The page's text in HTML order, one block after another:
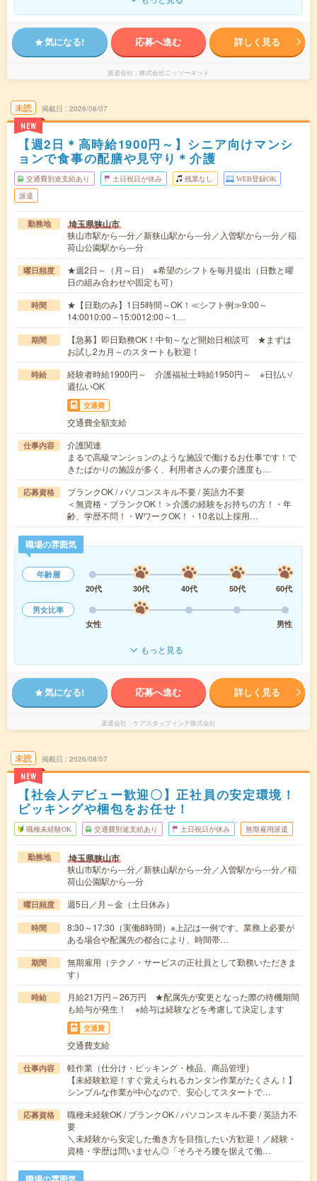
気になる! 応募へ進む 詳しく見る
派遣会社 株式会社ニッソーネット
未読
NEW
掲載日 2026/08/07
【週2日＊高時給1900円～】シニア向けマンシ
ョンで食事の配膳や見守り＊介護
交通費別途支給あり 土日祝日が休み 残業なし WEB登録OK
派遣
勤務地 埼玉県狭山市
狭山市駅から---分／新狭山駅から---分／入曽駅から---分／稲
荷山公園駅から---分
曜日頻度
★週2日～（月～日） ※希望のシフトを毎月提出（日数と曜
日の組み合わせや固定も可）
時間
★【日勤のみ】1日5時間～OK！≪シフト例≫9:00～
14:0010:00～15:0012:00～1…
期間
【急募】即日勤務OK！中旬～など開始日相談可 ★まずは
お試し2カ月～のスタートも歓迎！
時給
経験者時給1900円～ 介護福祉士時給1950円～ ※日払い/
週払いOK
交通費
交通費全額支給
仕事内容
介護関連
まるで高級マンションのような施設で働けるお仕事です！で
きたばかりの施設が多く、利用者さんの要介護度も…
応募資格
ブランクOK / パソコンスキル不要 / 英語力不要
＜無資格・ブランクOK！＞介護の経験をお持ちの方！・年
齢、学歴不問！・WワークOK！・10名以上採用…
職場の雰囲気
年齢層
20代
30代 40代 50代
60代
男女比率
女性
男性
もっと見る
気になる! 応募へ進む 詳しく見る
派遣会社 ケアスタッフィング株式会社
未読
NEW
掲載日 2026/08/07
【社会人デビュー歓迎〇】正社員の安定環境！
ピッキングや梱包をお任せ！
職種未経験OK 交通費別途支給あり 土日祝日が休み 無期雇用派遣
勤務地 埼玉県狭山市
狭山市駅から---分／新狭山駅から---分／入曽駅から---分／稲
荷山公園駅から---分
曜日頻度 週5日／月～金（土日休み）
時間
8:30～17:30（実働8時間）※上記は一例です。業務上必要が
ある場合や配属先の都合により、時間帯…
期間
無期雇用（テクノ・サービスの正社員として勤務いただきま
す）
時給
月給21万円～26万円 ★配属先が変更となった際の待機期間
も給与が発生！ ※給与は経験などを考慮して決定します
交通費
交通費支給
仕事内容
軽作業（仕分け・ピッキング・検品、商品管理）
【未経験歓迎！すぐ覚えられるカンタン作業がたくさん！】
シンプルな作業が中心なので、安心してスタートで…
応募資格
職種未経験OK / ブランクOK / パソコンスキル不要 / 英語力不
要
＼未経験から安定した働き方を目指したい方歓迎！／経験・
資格・学歴は問いません◎「そろそろ腰を据えて働…